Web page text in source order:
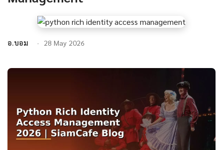
อ.บอม 28 May 2026